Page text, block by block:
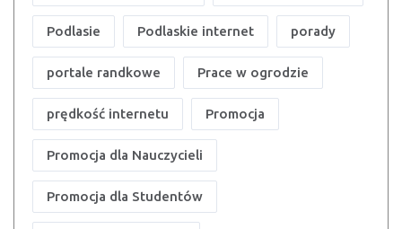
Podlasie Podlaskie internet porady
portale randkowe Prace w ogrodzie
prędkość internetu Promocja
Promocja dla Nauczycieli
Promocja dla Studentów